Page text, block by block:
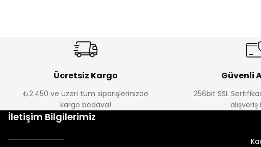
Ücretsiz Kargo
₺2.450 ve üzeri tüm siparişlerinizde
kargo bedava!
Güvenli
256bit SSL
alışveriş
İletişim Bilgilerimiz